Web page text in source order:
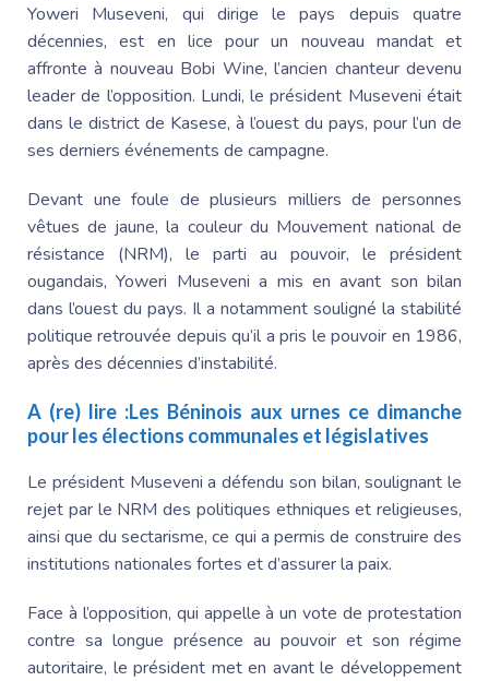
Yoweri Museveni, qui dirige le pays depuis quatre
décennies, est en lice pour un nouveau mandat et
affronte à nouveau Bobi Wine, l’ancien chanteur devenu
leader de l’opposition. Lundi, le président Museveni était
dans le district de Kasese, à l’ouest du pays, pour l’un de
ses derniers événements de campagne.
Devant une foule de plusieurs milliers de personnes
vêtues de jaune, la couleur du Mouvement national de
résistance (NRM), le parti au pouvoir, le président
ougandais,Yoweri Museveni a mis en avant son bilan
dans l’ouest du pays. Il a notamment souligné la stabilité
politique retrouvée depuis qu’il a pris le pouvoir en 1986,
après des décennies d’instabilité.
A (re) lire :Les Béninois aux urnes ce dimanche
pour les élections communales et législatives
Le président Museveni a défendu son bilan, soulignant le
rejet par le NRM des politiques ethniques et religieuses,
ainsi que du sectarisme, ce qui a permis de construire des
institutions nationales fortes et d’assurer la paix.
Face à l’opposition, qui appelle à un vote de protestation
contre sa longue présence au pouvoir et son régime
autoritaire, le président met en avant le développement